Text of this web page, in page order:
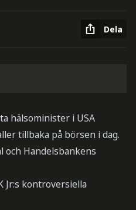
Dela
hälsominister i USA
tillbaka på börsen i dag.
och Handelsbankens
Jr:s kontroversiella